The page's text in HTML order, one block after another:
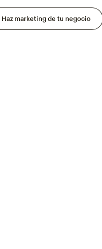
Haz marketing de tu negocio